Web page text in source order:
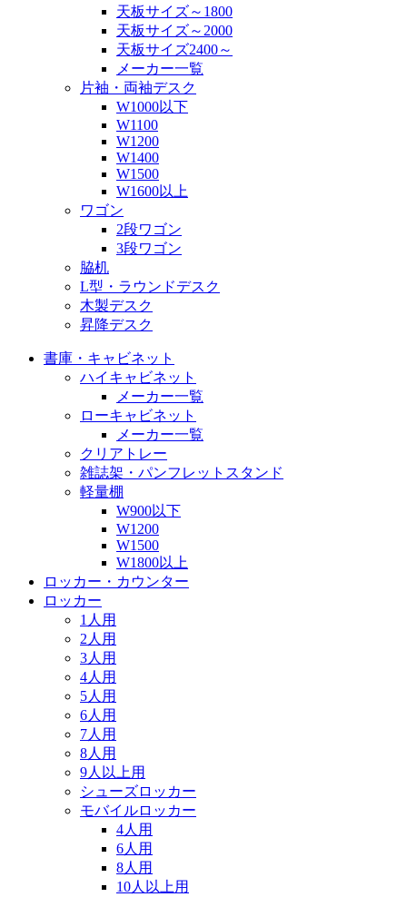
天板サイズ～1800
天板サイズ～2000
天板サイズ2400～
メーカー一覧
片袖・両袖デスク
W1000以下
W1100
W1200
W1400
W1500
W1600以上
ワゴン
2段ワゴン
3段ワゴン
脇机
L型・ラウンドデスク
木製デスク
昇降デスク
書庫・キャビネット
ハイキャビネット
メーカー一覧
ローキャビネット
メーカー一覧
クリアトレー
雑誌架・パンフレットスタンド
軽量棚
W900以下
W1200
W1500
W1800以上
ロッカー・カウンター
ロッカー
1人用
2人用
3人用
4人用
5人用
6人用
7人用
8人用
9人以上用
シューズロッカー
モバイルロッカー
4人用
6人用
8人用
10人以上用